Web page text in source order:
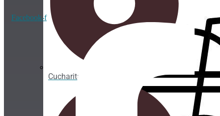
Cucharitas
Facebook-f